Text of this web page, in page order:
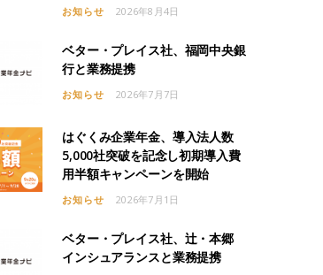
お知らせ 2026年8月4日
ベター・プレイス社、福岡中央銀
行と業務提携
お知らせ 2026年7月7日
はぐくみ企業年金、導入法人数
5,000社突破を記念し初期導入費
用半額キャンペーンを開始
お知らせ 2026年7月1日
ベター・プレイス社、辻・本郷
インシュアランスと業務提携